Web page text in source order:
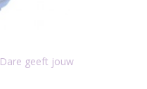
geeft jouw